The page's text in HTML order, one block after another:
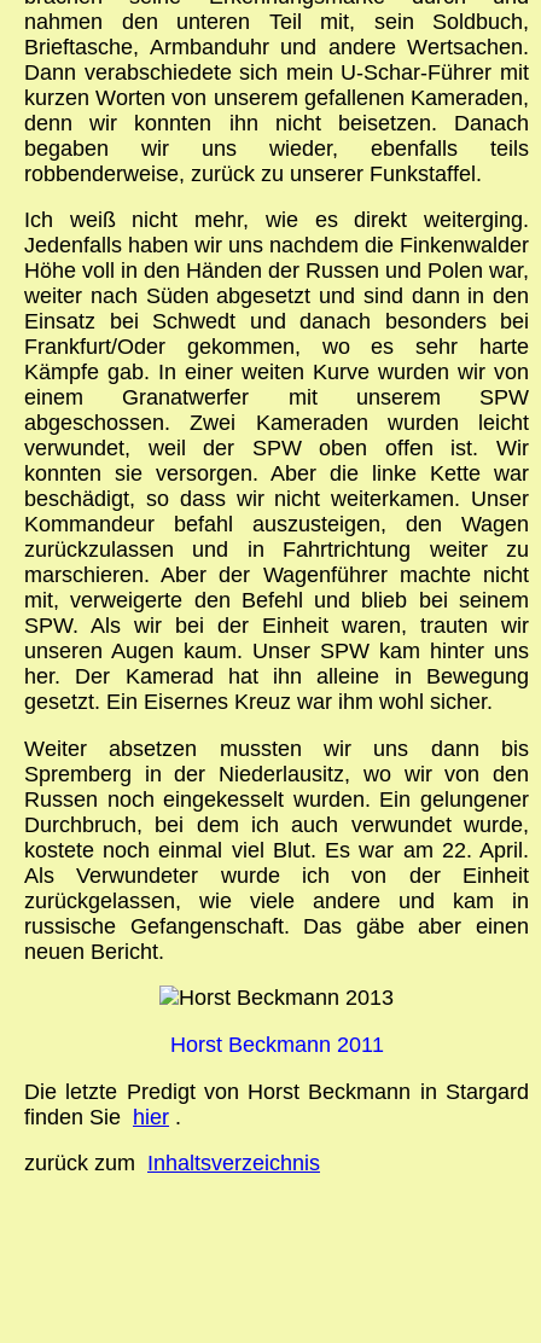
nahmen den unteren Teil mit, sein Soldbuch,
Brieftasche, Armbanduhr und andere Wertsachen.
Dann verabschiedete sich mein U-Schar-Führer mit
kurzen Worten von unserem gefallenen Kameraden,
denn wir konnten ihn nicht beisetzen. Danach
begaben wir uns wieder, ebenfalls teils
robbenderweise, zurück zu unserer Funkstaffel.
Ich weiß nicht mehr, wie es direkt weiterging.
Jedenfalls haben wir uns nachdem die Finkenwalder
Höhe voll in den Händen der Russen und Polen war,
weiter nach Süden abgesetzt und sind dann in den
Einsatz bei Schwedt und danach besonders bei
Frankfurt/Oder gekommen, wo es sehr harte
Kämpfe gab. In einer weiten Kurve wurden wir von
einem Granatwerfer mit unserem SPW
abgeschossen. Zwei Kameraden wurden leicht
verwundet, weil der SPW oben offen ist. Wir
konnten sie versorgen. Aber die linke Kette war
beschädigt, so dass wir nicht weiterkamen. Unser
Kommandeur befahl auszusteigen, den Wagen
zurückzulassen und in Fahrtrichtung weiter zu
marschieren. Aber der Wagenführer machte nicht
mit, verweigerte den Befehl und blieb bei seinem
SPW. Als wir bei der Einheit waren, trauten wir
unseren Augen kaum. Unser SPW kam hinter uns
her. Der Kamerad hat ihn alleine in Bewegung
gesetzt. Ein Eisernes Kreuz war ihm wohl sicher.
Weiter absetzen mussten wir uns dann bis
Spremberg in der Niederlausitz, wo wir von den
Russen noch eingekesselt wurden. Ein gelungener
Durchbruch, bei dem ich auch verwundet wurde,
kostete noch einmal viel Blut. Es war am 22. April.
Als Verwundeter wurde ich von der Einheit
zurückgelassen, wie viele andere und kam in
russische Gefangenschaft. Das gäbe aber einen
neuen Bericht.
Horst Beckmann 2011
Die letzte Predigt von Horst Beckmann in Stargard
finden Sie hier .
zurück zum Inhaltsverzeichnis